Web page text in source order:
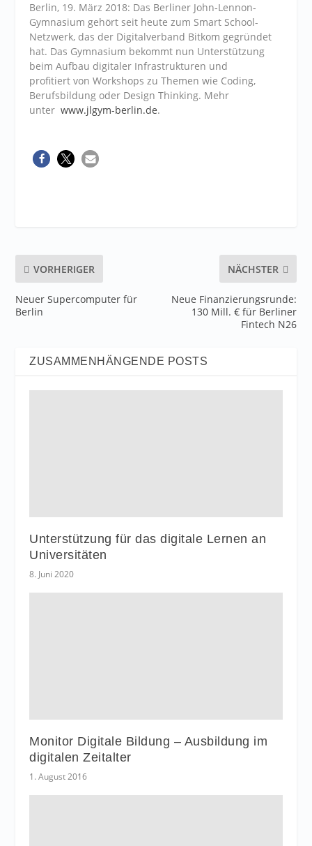
Berlin, 19. März 2018: Das Berliner John-Lennon-
Gymnasium gehört seit heute zum Smart School-
Netzwerk, das der Digitalverband Bitkom gegründet
hat. Das Gymnasium bekommt nun Unterstützung
beim Aufbau digitaler Infrastrukturen und
profitiert von Workshops zu Themen wie Coding,
Berufsbildung oder Design Thinking. Mehr
unterwww.jlgym-berlin.de.
VORHERIGER
Neuer Supercomputer für
Berlin
NÄCHSTER
Neue Finanzierungsrunde:
130 Mill. € für Berliner
Fintech N26
ZUSAMMENHÄNGENDE POSTS
Unterstützung für das digitale Lernen an
Universitäten
8. Juni 2020
Monitor Digitale Bildung – Ausbildung im
digitalen Zeitalter
1. August 2016